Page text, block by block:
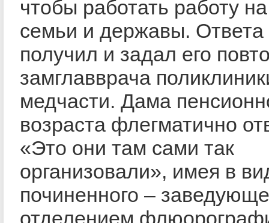
чтобы работать работу
семьи и державы. Ответа
получил и задал его
замглавврача
медчасти. Дама
возраста флегматично
«Это они там сами так
организовали», имея в
починенного –
отделением